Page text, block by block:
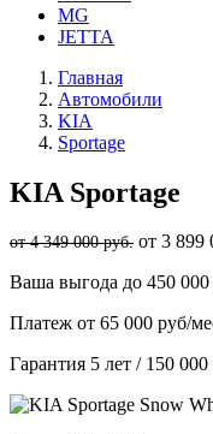
MG
JETTA
Главная
Автомобили
KIA
Sportage
KIA Sportage
от 4 349 000 руб. от 3 899
Ваша выгода до 450 000
Платеж от 65 000 руб/
Гарантия 5 лет / 150